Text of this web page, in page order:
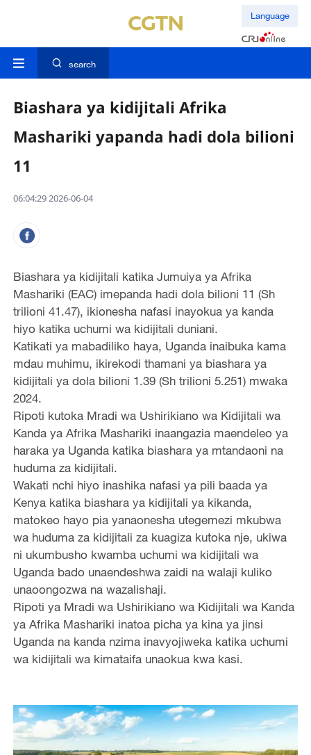
Language
search
Biashara ya kidijitali Afrika
Mashariki yapanda hadi dola bilioni
11
06:04:29 2026-06-04
Biashara ya kidijitali katika Jumuiya ya Afrika
Mashariki (EAC) imepanda hadi dola bilioni 11 (Sh
trilioni 41.47), ikionesha nafasi inayokua ya kanda
hiyo katika uchumi wa kidijitali duniani.
Katikati ya mabadiliko haya, Uganda inaibuka kama
mdau muhimu, ikirekodi thamani ya biashara ya
kidijitali ya dola bilioni 1.39 (Sh trilioni 5.251) mwaka
2024.
Ripoti kutoka Mradi wa Ushirikiano wa Kidijitali wa
Kanda ya Afrika Mashariki inaangazia maendeleo ya
haraka ya Uganda katika biashara ya mtandaoni na
huduma za kidijitali.
Wakati nchi hiyo inashika nafasi ya pili baada ya
Kenya katika biashara ya kidijitali ya kikanda,
matokeo hayo pia yanaonesha utegemezi mkubwa
wa huduma za kidijitali za kuagiza kutoka nje, ukiwa
ni ukumbusho kwamba uchumi wa kidijitali wa
Uganda bado unaendeshwa zaidi na walaji kuliko
unaoongozwa na wazalishaji.
Ripoti ya Mradi wa Ushirikiano wa Kidijitali wa Kanda
ya Afrika Mashariki inatoa picha ya kina ya jinsi
Uganda na kanda nzima inavyojiweka katika uchumi
wa kidijitali wa kimataifa unaokua kwa kasi.